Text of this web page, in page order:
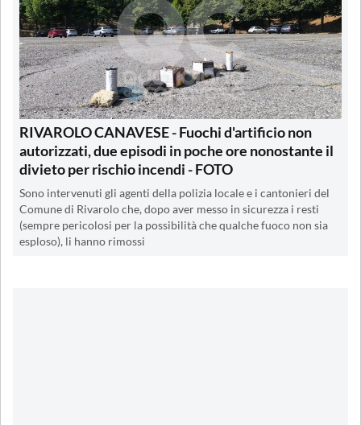
RIVAROLO CANAVESE - Fuochi d'artificio non
autorizzati, due episodi in poche ore nonostante il
divieto per rischio incendi - FOTO
Sono intervenuti gli agenti della polizia locale e i cantonieri del
Comune di Rivarolo che, dopo aver messo in sicurezza i resti
(sempre pericolosi per la possibilità che qualche fuoco non sia
esploso), li hanno rimossi